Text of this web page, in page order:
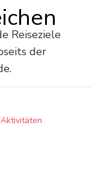
Reiseziele
der